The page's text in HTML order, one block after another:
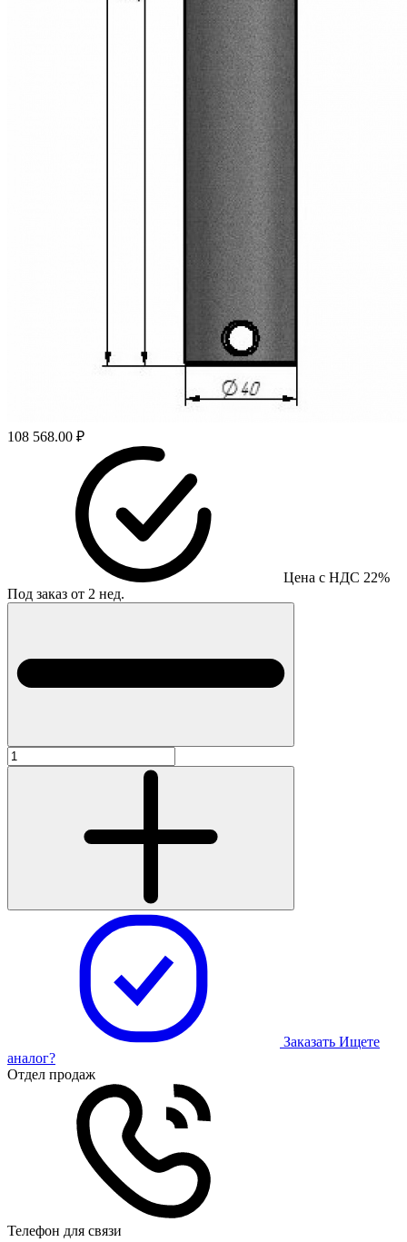
108 568.00 ₽
Цена с НДС 22%
Под заказ от 2 нед.
Заказать Ищете
аналог?
Отдел продаж
Телефон для связи